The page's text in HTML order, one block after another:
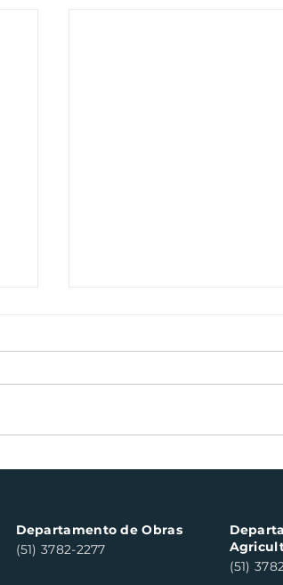
Clara do Sul
Departamento de Obras
(51) 3782-2277
(51)